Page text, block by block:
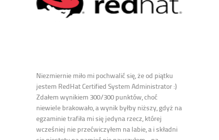
Niezmiernie miło mi pochwalić się, że od piątku
jestem RedHat Certified System Administrator :)
Zdałem wynikiem 300/300 punktów, choć
niewiele brakowało, a wynik byłby niższy, gdyż na
egzaminie trafiła mi się jedyna rzecz, której
wcześniej nie przećwiczyłem na labie, a i składni